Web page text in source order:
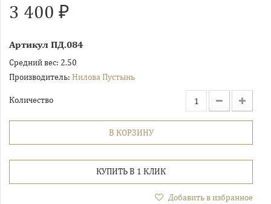
3 400 ₽
Артикул ПД.084
Средний вес: 2.50
Производитель: Нилова Пустынь
Количество
В КОРЗИНУ
КУПИТЬ В 1 КЛИК
Добавить в избранное